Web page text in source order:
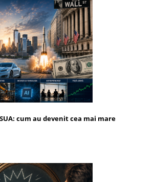
cum au devenit cea mai mare